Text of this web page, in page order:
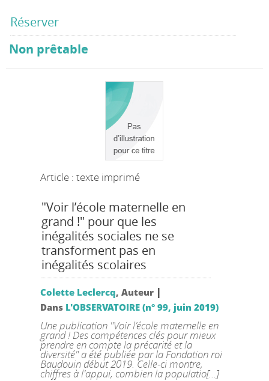
Réserver
Non prêtable
Article : texte imprimé
"Voir l’école maternelle en
grand !" pour que les
inégalités sociales ne se
transforment pas en
inégalités scolaires
Colette Leclercq, Auteur |
Dans L'OBSERVATOIRE (n° 99, juin 2019)
Une publication "Voir l’école maternelle en
grand ! Des compétences clés pour mieux
prendre en compte la précarité et la
diversité" a été publiée par la Fondation roi
Baudouin début 2019. Celle-ci montre,
chiffres à l'appui, combien la populatio[...]